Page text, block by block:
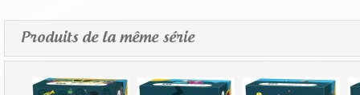
Produits de la même série